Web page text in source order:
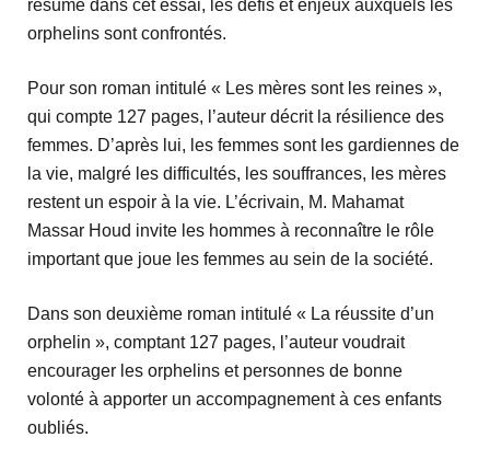
résumé dans cet essai, les défis et enjeux auxquels les
orphelins sont confrontés.
Pour son roman intitulé « Les mères sont les reines »,
qui compte 127 pages, l’auteur décrit la résilience des
femmes. D’après lui, les femmes sont les gardiennes de
la vie, malgré les difficultés, les souffrances, les mères
restent un espoir à la vie. L’écrivain, M. Mahamat
Massar Houd invite les hommes à reconnaître le rôle
important que joue les femmes au sein de la société.
Dans son deuxième roman intitulé « La réussite d’un
orphelin », comptant 127 pages, l’auteur voudrait
encourager les orphelins et personnes de bonne
volonté à apporter un accompagnement à ces enfants
oubliés.